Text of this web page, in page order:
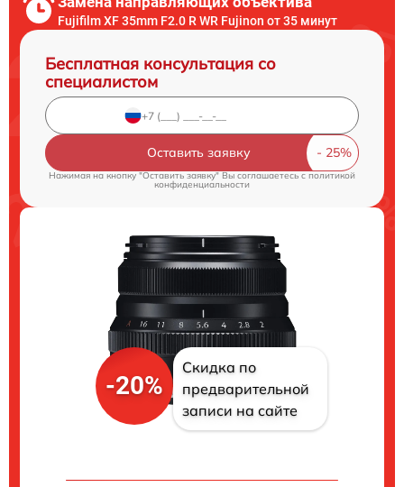
Fujifilm XF 35mm F2.0 R WR Fujinon от 35 минут
Бесплатная консультация со
специалистом
Оставить заявку
Нажимая на кнопку "Оставить заявку" Вы соглашаетесь c политикой
конфиденциальности
-20%
Скидка по
предварительной
записи на сайте